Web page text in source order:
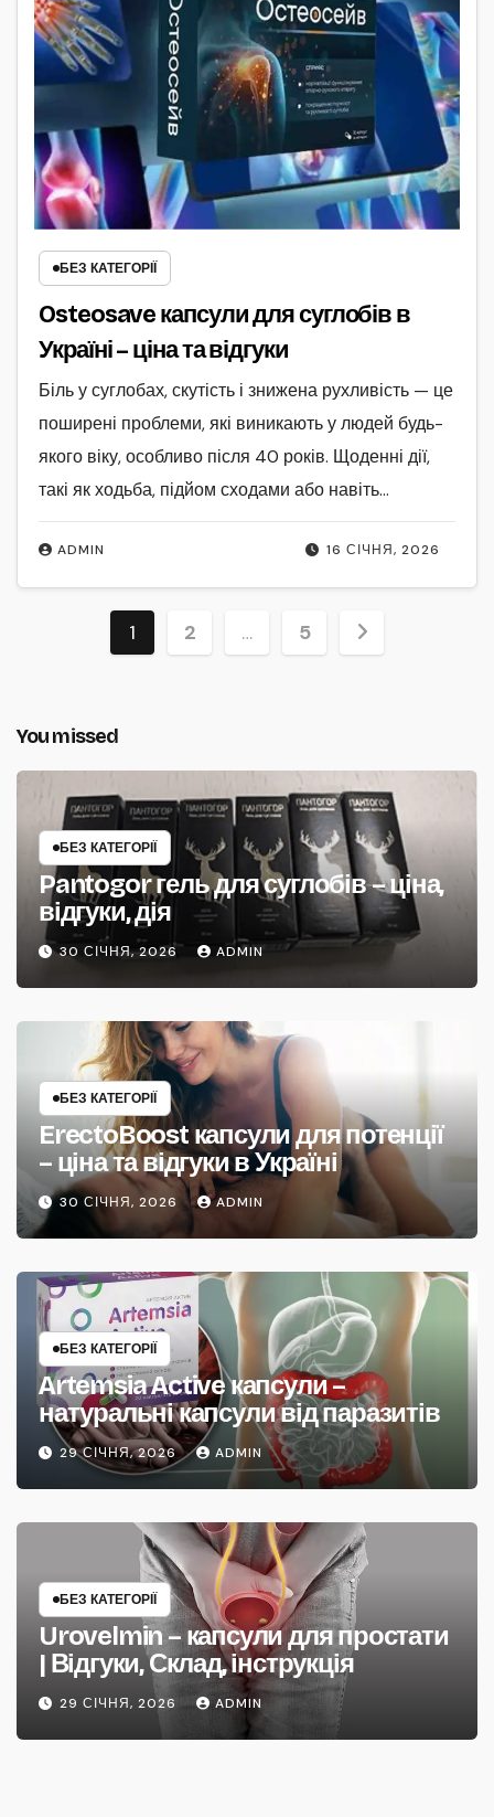
БЕЗ КАТЕГОРІЇ
Osteosave капсули для суглобів в
Україні – ціна та відгуки
16 СІЧНЯ, 2026
ADMIN
Біль у суглобах, скутість і знижена рухливість — це
поширені проблеми, які виникають у людей будь-
якого віку, особливо після 40 років. Щоденні дії,
такі як ходьба, підйом сходами або навіть…
Пагінація
1 2 … 5
You missed
БЕЗ КАТЕГОРІЇ
Pantogor гель для суглобів – ціна,
відгуки, дія
30 СІЧНЯ, 2026 ADMIN
БЕЗ КАТЕГОРІЇ
ErectoBoost капсули для потенції
– ціна та відгуки в Україні
30 СІЧНЯ, 2026 ADMIN
БЕЗ КАТЕГОРІЇ
Artemsia Active капсули –
натуральні капсули від паразитів
29 СІЧНЯ, 2026 ADMIN
БЕЗ КАТЕГОРІЇ
Urovelmin – капсули для простати
| Відгуки, Склад, інструкція
29 СІЧНЯ, 2026 ADMIN